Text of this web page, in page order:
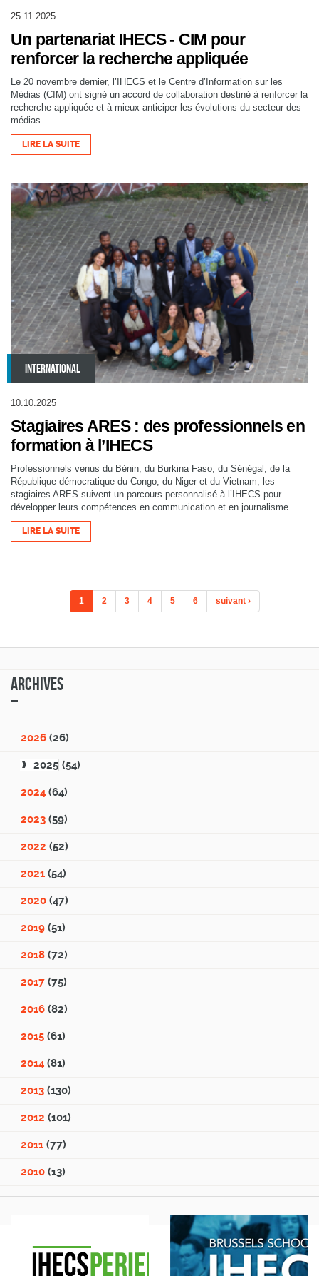
25.11.2025
Un partenariat IHECS - CIM pour
renforcer la recherche appliquée
Le 20 novembre dernier, l’IHECS et le Centre d’Information sur les
Médias (CIM) ont signé un accord de collaboration destiné à renforcer la
recherche appliquée et à mieux anticiper les évolutions du secteur des
médias.
LIRE LA SUITE
INTERNATIONAL
10.10.2025
Stagiaires ARES : des professionnels en
formation à l’IHECS
Professionnels venus du Bénin, du Burkina Faso, du Sénégal, de la
République démocratique du Congo, du Niger et du Vietnam, les
stagiaires ARES suivent un parcours personnalisé à l’IHECS pour
développer leurs compétences en communication et en journalisme
LIRE LA SUITE
1 2 3 4 5 6 suivant ›
Archives
2026 (26)
2025 (54)
2024 (64)
2023 (59)
2022 (52)
2021 (54)
2020 (47)
2019 (51)
2018 (72)
2017 (75)
2016 (82)
2015 (61)
2014 (81)
2013 (130)
2012 (101)
2011 (77)
2010 (13)